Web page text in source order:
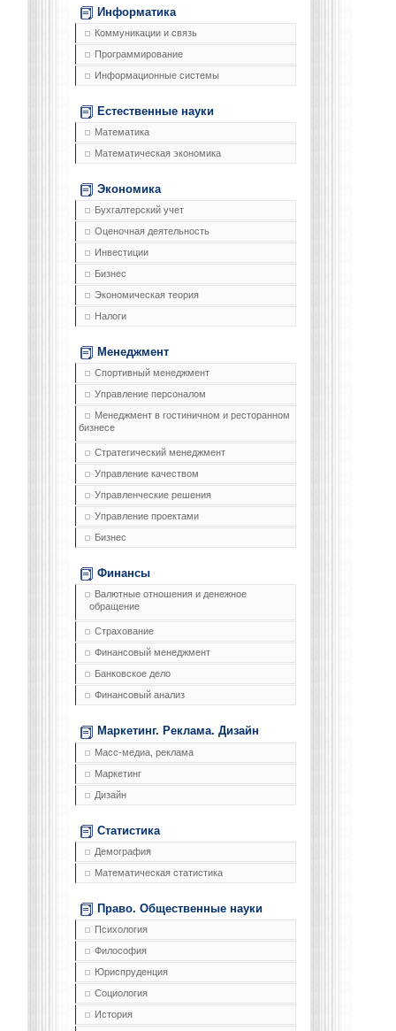
Информатика
Коммуникации и связь
Программирование
Информационные системы
Естественные науки
Математика
Математическая экономика
Экономика
Бухгалтерский учет
Оценочная деятельность
Инвестиции
Бизнес
Экономическая теория
Налоги
Менеджмент
Спортивный менеджмент
Управление персоналом
Менеджмент в гостиничном и ресторанном
бизнесе
Стратегический менеджмент
Управление качеством
Управленческие решения
Управление проектами
Бизнес
Финансы
Валютные отношения и денежное
обращение
Страхование
Финансовый менеджмент
Банковское дело
Финансовый анализ
Маркетинг. Реклама. Дизайн
Масс-медиа, реклама
Маркетинг
Дизайн
Статистика
Демография
Математическая статистика
Право. Общественные науки
Психология
Философия
Юриспруденция
Социология
История